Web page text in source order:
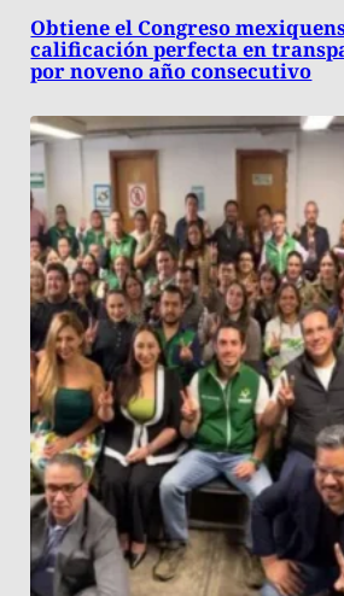
Obtiene el Congreso
calificación perfecta en
por noveno año consecutivo